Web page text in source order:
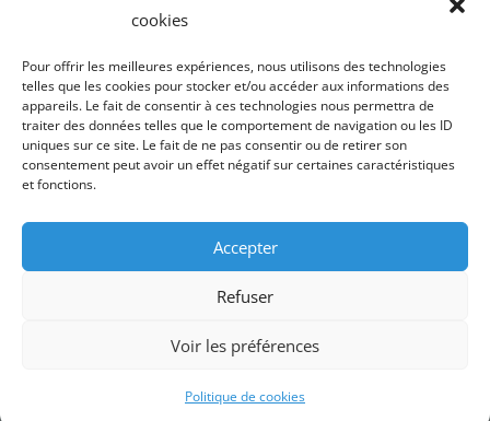
cookies
Pour offrir les meilleures expériences, nous utilisons des technologies
telles que les cookies pour stocker et/ou accéder aux informations des
appareils. Le fait de consentir à ces technologies nous permettra de
traiter des données telles que le comportement de navigation ou les ID
uniques sur ce site. Le fait de ne pas consentir ou de retirer son
consentement peut avoir un effet négatif sur certaines caractéristiques
et fonctions.
Accepter
Refuser
Voir les préférences
Politique de cookies
Copyright © 2026 S.A. PIN